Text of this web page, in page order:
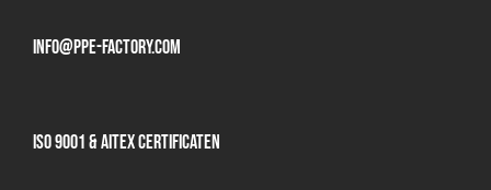
info@ppe-factory.com
ISO 9001 & AITEX Certificaten